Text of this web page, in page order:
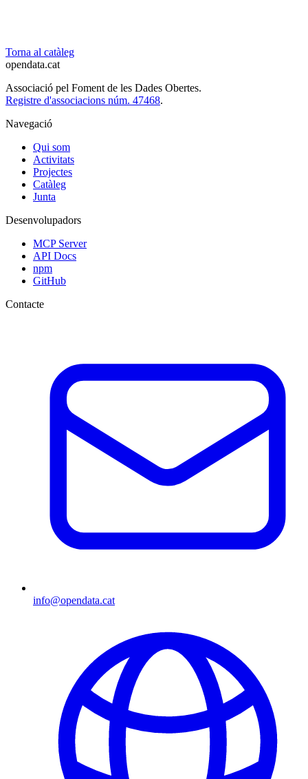
Torna al catàleg
opendata.cat
Associació pel Foment de les Dades Obertes.
Registre d'associacions núm. 47468.
Navegació
Qui som
Activitats
Projectes
Catàleg
Junta
Desenvolupadors
MCP Server
API Docs
npm
GitHub
Contacte
info@opendata.cat